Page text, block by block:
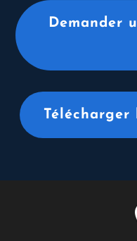
Demander